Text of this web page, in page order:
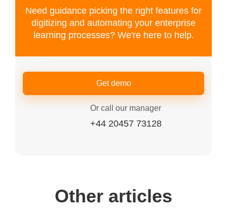
Need guidance picking the right features for
digitizing and automating your enterprise
learning processes? We're here to help.
Get demo
Or call our manager
+44 20457 73128
Other articles